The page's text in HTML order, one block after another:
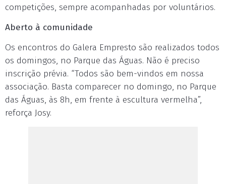
competições, sempre acompanhadas por voluntários.
Aberto à comunidade
Os encontros do Galera Empresto são realizados todos
os domingos, no Parque das Águas. Não é preciso
inscrição prévia. “Todos são bem-vindos em nossa
associação. Basta comparecer no domingo, no Parque
das Águas, às 8h, em frente à escultura vermelha”,
reforça Josy.